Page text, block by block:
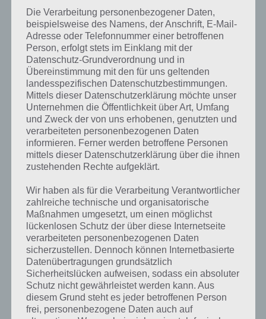
nach oben zu fliegen. Dabei kommt es darauf an stets zum richtigen
Zeitpunkt die richtigen Gesten zu erledigen, um das Level möglichst
schnell zu absolvieren und dabei die Währung einzusammeln, die es
im Level verteilt gibt. Zusätzlich gibt es bei Stranded Mars One auch
noch jede Menge Power-Ups, die dabei helfen ein Level erfolgreich zu
meistern. Trotzdem ist Stranded Mars One knallhart, denn einfach
ist es nicht die 3 Sterne zu bekommen, denn dafür muss man nicht
nur schnell unterwegs sein, sondern auch eine Vielzahl der
Währungen einsammeln.
Erfolge und Multiplayer-Modus für
Langzeitspielspaß
angesprochenen 3-Sterne-Mechanik gibt es auch dutzende Erfolge
freizuschalten, die bei iOS über das Game Center verliehen werden.
Weiterhin gibt es bei Stranded Mars One auch noch einen
asynchronen Multiplayer-Modus. Du trittst gegen deine Freunde
also nicht in Echtzeit an, sondern einer legt eine Zeit vor und der
andere muss dann diese Zeit versuchen zu unterbieten, wobei der
Geist des anderen Spielers zu sehen ist.
Die Verarbeitung personenbezogener Daten,
beispielsweise des Namens, der Anschrift, E-Mail-
Adresse oder Telefonnummer einer betroffenen
Person, erfolgt stets im Einklang mit der
Datenschutz-Grundverordnung und in
Übereinstimmung mit den für uns geltenden
landesspezifischen Datenschutzbestimmungen.
Mittels dieser Datenschutzerklärung möchte unser
Unternehmen die Öffentlichkeit über Art, Umfang
und Zweck der von uns erhobenen, genutzten und
verarbeiteten personenbezogenen Daten
informieren. Ferner werden betroffene Personen
mittels dieser Datenschutzerklärung über die ihnen
zustehenden Rechte aufgeklärt.
Wir haben als für die Verarbeitung Verantwortlicher
zahlreiche technische und organisatorische
Maßnahmen umgesetzt, um einen möglichst
lückenlosen Schutz der über diese Internetseite
verarbeiteten personenbezogenen Daten
sicherzustellen. Dennoch können Internetbasierte
Datenübertragungen grundsätzlich
Sicherheitslücken aufweisen, sodass ein absoluter
Schutz nicht gewährleistet werden kann. Aus
diesem Grund steht es jeder betroffenen Person
frei, personenbezogene Daten auch auf